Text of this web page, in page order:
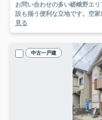
お問い合わせの多い嵯峨野エ
設も揃う便利な立地です。空
見る
中古一戸建